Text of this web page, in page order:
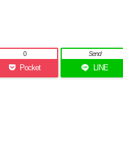
Pocket
0
LINE
Send